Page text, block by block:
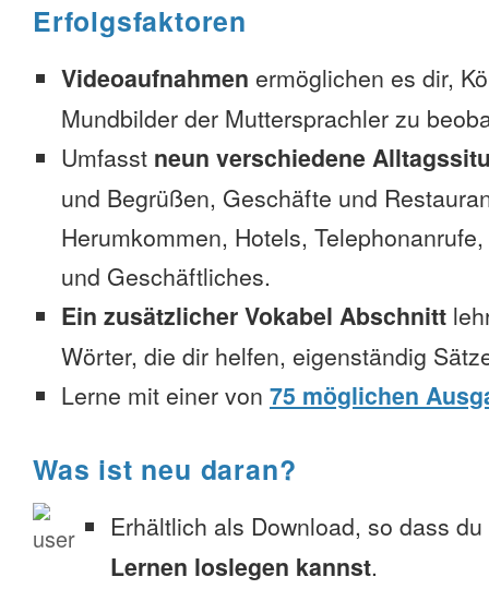
Erfolgsfaktoren
Videoaufnahmen ermöglichen es dir,
Mundbilder der Muttersprachler zu
Umfasst neun verschiedene
und Begrüßen, Geschäfte und
Herumkommen, Hotels,
und Geschäftliches.
Ein zusätzlicher Vokabel Abschnitt
Wörter, die dir helfen, eigenständig
Lerne mit einer von 75 möglichen
Was ist neu daran?
Erhältlich als Download, so dass du
Lernen loslegen kannst.